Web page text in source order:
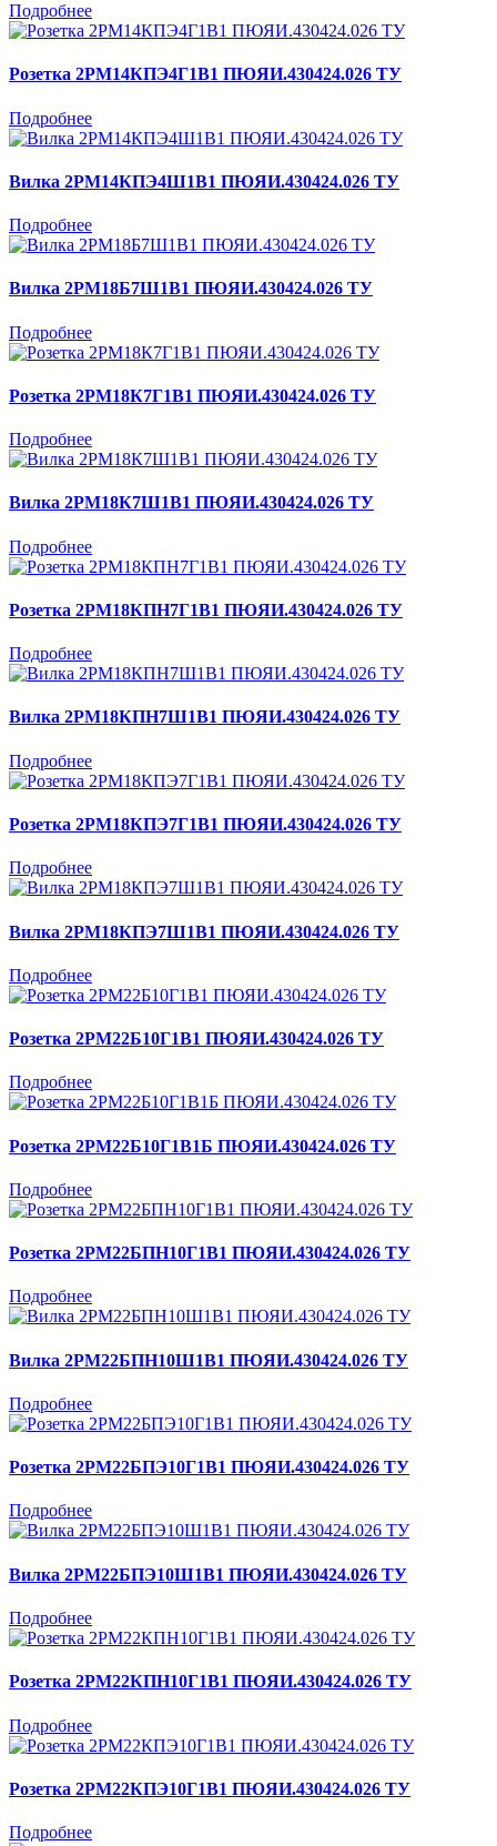
Подробнее
Розетка 2РМ14КПЭ4Г1В1 ПЮЯИ.430424.026 ТУ
Подробнее
Вилка 2РМ14КПЭ4Ш1В1 ПЮЯИ.430424.026 ТУ
Подробнее
Вилка 2РМ18Б7Ш1В1 ПЮЯИ.430424.026 ТУ
Подробнее
Розетка 2РМ18К7Г1В1 ПЮЯИ.430424.026 ТУ
Подробнее
Вилка 2РМ18К7Ш1В1 ПЮЯИ.430424.026 ТУ
Подробнее
Розетка 2РМ18КПН7Г1В1 ПЮЯИ.430424.026 ТУ
Подробнее
Вилка 2РМ18КПН7Ш1В1 ПЮЯИ.430424.026 ТУ
Подробнее
Розетка 2РМ18КПЭ7Г1В1 ПЮЯИ.430424.026 ТУ
Подробнее
Вилка 2РМ18КПЭ7Ш1В1 ПЮЯИ.430424.026 ТУ
Подробнее
Розетка 2РМ22Б10Г1В1 ПЮЯИ.430424.026 ТУ
Подробнее
Розетка 2РМ22Б10Г1В1Б ПЮЯИ.430424.026 ТУ
Подробнее
Розетка 2РМ22БПН10Г1В1 ПЮЯИ.430424.026 ТУ
Подробнее
Вилка 2РМ22БПН10Ш1В1 ПЮЯИ.430424.026 ТУ
Подробнее
Розетка 2РМ22БПЭ10Г1В1 ПЮЯИ.430424.026 ТУ
Подробнее
Вилка 2РМ22БПЭ10Ш1В1 ПЮЯИ.430424.026 ТУ
Подробнее
Розетка 2РМ22КПН10Г1В1 ПЮЯИ.430424.026 ТУ
Подробнее
Розетка 2РМ22КПЭ10Г1В1 ПЮЯИ.430424.026 ТУ
Подробнее